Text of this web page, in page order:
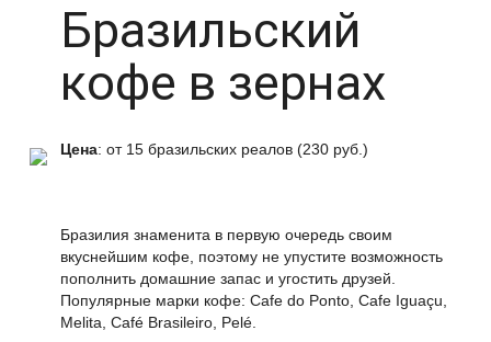
Бразильский
кофе в зернах
Цена: от 15 бразильских реалов (230 руб.)
Бразилия знаменита в первую очередь своим
вкуснейшим кофе, поэтому не упустите возможность
пополнить домашние запас и угостить друзей.
Популярные марки кофе: Cafe do Ponto, Cafe Iguaçu,
Melita, Café Brasileiro, Pelé.